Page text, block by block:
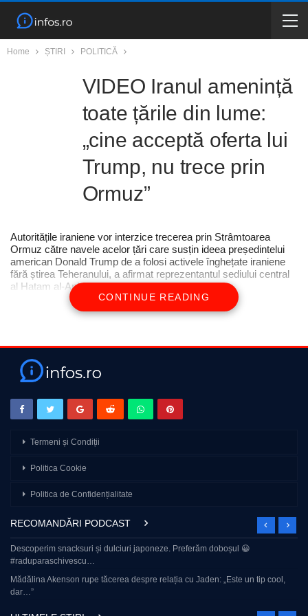
Home ȘTIRI POLITICĂ
VIDEO Iranul amenință
toate țările din lume:
„cine acceptă oferta lui
Trump, nu trece prin
Ormuz”
Autoritățile iraniene vor interzice trecerea prin Strâmtoarea
Ormuz către navele acelor țări care susțin ideea președintelui
american Donald Trump de a folosi activele înghețate iraniene
fără știrea Teheranului, a afirmat reprezentantul sediului central
al Hatam al-Anbiya
CONTINUE READING
Termeni și Condiții
Politica Cookie
Politica de Confidențialitate
RECOMANDĂRI PODCAST
Descoperim snacksuri și dulciuri japoneze. Preferăm doboșul 😀
#raduparaschivescu…
Mădălina Akenson rupe tăcerea despre relația cu Jaden: „Este un tip cool,
dar…”